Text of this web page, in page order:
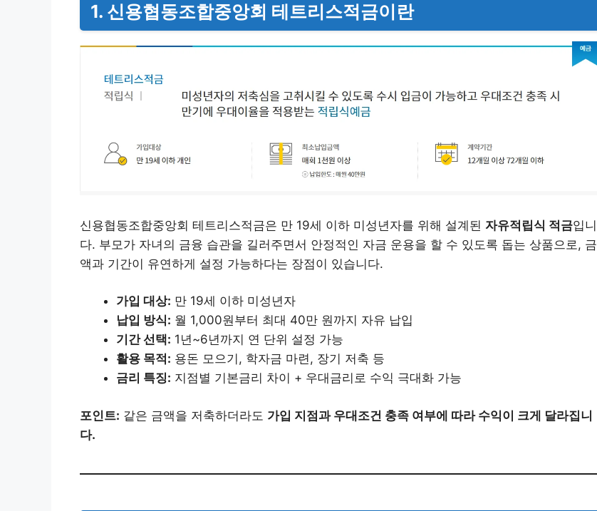
1. 신용협동조합중앙회 테트리스적금이란
신용협동조합중앙회 테트리스적금은 만 19세 이하 미성년자를 위해 설계된 자유적립식 적금입니
다. 부모가 자녀의 금융 습관을 길러주면서 안정적인 자금 운용을 할 수 있도록 돕는 상품으로, 금
액과 기간이 유연하게 설정 가능하다는 장점이 있습니다.
가입 대상: 만 19세 이하 미성년자
납입 방식: 월 1,000원부터 최대 40만 원까지 자유 납입
기간 선택: 1년~6년까지 연 단위 설정 가능
활용 목적: 용돈 모으기, 학자금 마련, 장기 저축 등
금리 특징: 지점별 기본금리 차이 + 우대금리로 수익 극대화 가능
포인트: 같은 금액을 저축하더라도 가입 지점과 우대조건 충족 여부에 따라 수익이 크게 달라집니
다.